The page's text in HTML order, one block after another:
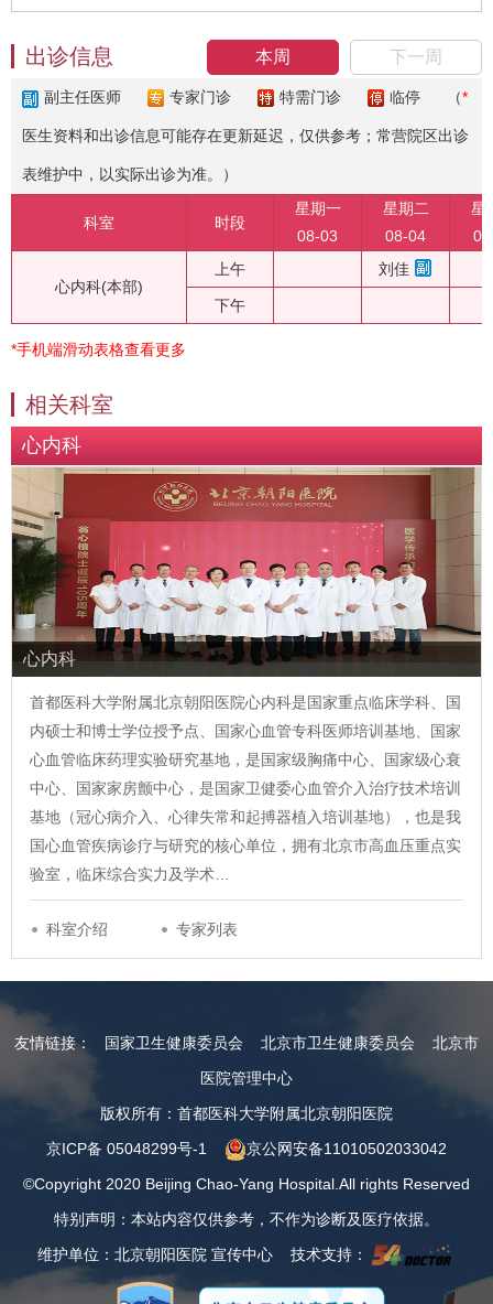
本周 下一周
出诊信息
副主任医师 专家门诊 特需门诊 临停 （*
医生资料和出诊信息可能存在更新延迟，仅供参考；常营院区出诊
表维护中，以实际出诊为准。）
科室 时段
星期一
08-03
星期二
08-04
星
心内科(本部)
上午 刘佳
下午
*手机端滑动表格查看更多
相关科室
心内科
心内科
首都医科大学附属北京朝阳医院心内科是国家重点临床学科、国
内硕士和博士学位授予点、国家心血管专科医师培训基地、国家
心血管临床药理实验研究基地，是国家级胸痛中心、国家级心衰
中心、国家家房颤中心，是国家卫健委心血管介入治疗技术培训
基地（冠心病介入、心律失常和起搏器植入培训基地），也是我
国心血管疾病诊疗与研究的核心单位，拥有北京市高血压重点实
验室，临床综合实力及学术…
科室介绍 专家列表
友情链接： 国家卫生健康委员会 北京市卫生健康委员会
北京市
医院管理中心
版权所有：首都医科大学附属北京朝阳医院
京ICP备 05048299号-1
京公网安备11010502033042
©Copyright 2020 Beijing Chao-Yang Hospital.All rights Reserved
特别声明：本站内容仅供参考，不作为诊断及医疗依据。
维护单位：北京朝阳医院 宣传中心 技术支持：